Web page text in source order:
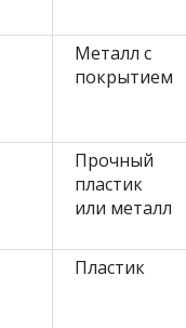
Металл с
покрытием
Прочный
пластик
или металл
Пластик